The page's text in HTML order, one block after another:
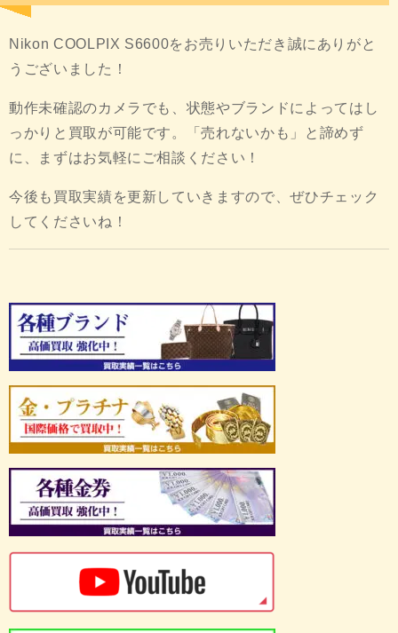
Nikon COOLPIX S6600をお売りいただき誠にありがと
うございました！
動作未確認のカメラでも、状態やブランドによってはし
っかりと買取が可能です。「売れないかも」と諦めず
に、まずはお気軽にご相談ください！
今後も買取実績を更新していきますので、ぜひチェック
してくださいね！